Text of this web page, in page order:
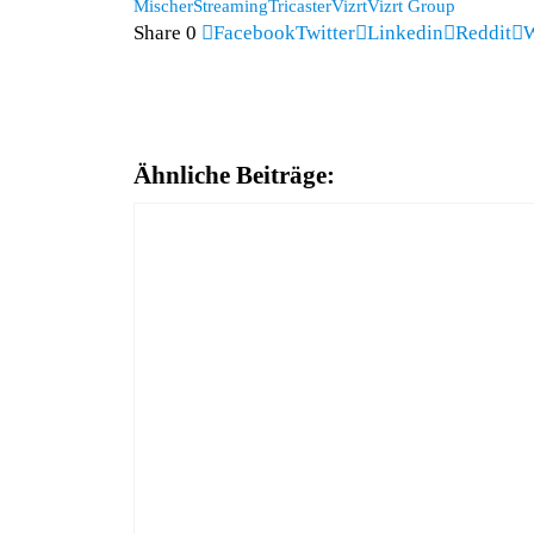
MischerStreamingTricasterVizrtVizrt Group
Share 0 FacebookTwitter Linkedin Reddit
Ähnliche Beiträge: